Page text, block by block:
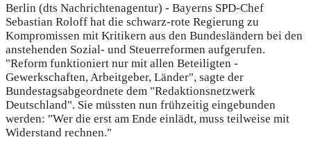
Berlin (dts Nachrichtenagentur) - Bayerns SPD-Chef
Sebastian Roloff hat die schwarz-rote Regierung zu
Kompromissen mit Kritikern aus den Bundesländern bei den
anstehenden Sozial- und Steuerreformen aufgerufen.
"Reform funktioniert nur mit allen Beteiligten -
Gewerkschaften, Arbeitgeber, Länder", sagte der
Bundestagsabgeordnete dem "Redaktionsnetzwerk
Deutschland". Sie müssten nun frühzeitig eingebunden
werden: "Wer die erst am Ende einlädt, muss teilweise mit
Widerstand rechnen."